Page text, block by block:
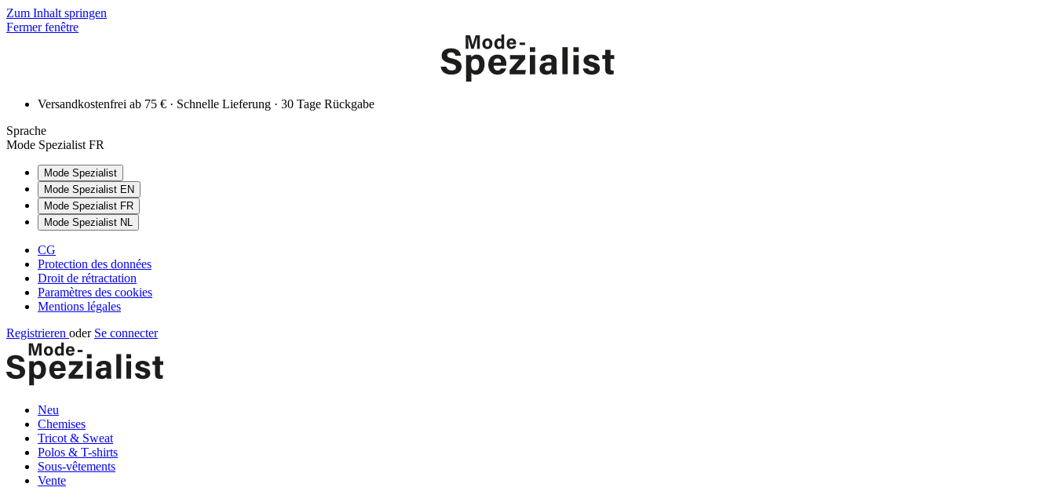
Zum Inhalt springen
Fermer fenêtre
Versandkostenfrei ab 75 € · Schnelle Lieferung · 30 Tage Rückgabe
Sprache
Mode Spezialist FR
Mode Spezialist
Mode Spezialist EN
Mode Spezialist FR
Mode Spezialist NL
CG
Protection des données
Droit de rétractation
Paramètres des cookies
Mentions légales
Registrieren oder Se connecter
Neu
Chemises
Tricot & Sweat
Polos & T-shirts
Sous-vêtements
Vente